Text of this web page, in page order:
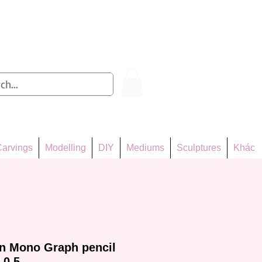
Modelling DIY Mediums Sculptures Khác
Mono Graph pencil